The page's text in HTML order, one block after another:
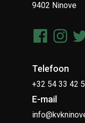
9402 Ninove
Telefoon
+32 54 33 42
E-mail